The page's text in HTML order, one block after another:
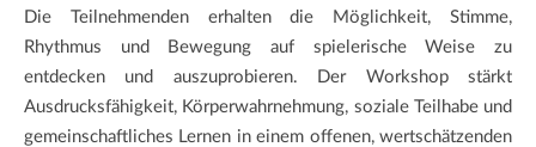
Die Teilnehmenden erhalten die Möglichkeit, Stimme,
Rhythmus und Bewegung auf spielerische Weise zu
entdecken und auszuprobieren. Der Workshop stärkt
Ausdrucksfähigkeit, Körperwahrnehmung, soziale Teilhabe und
gemeinschaftliches Lernen in einem offenen, wertschätzenden